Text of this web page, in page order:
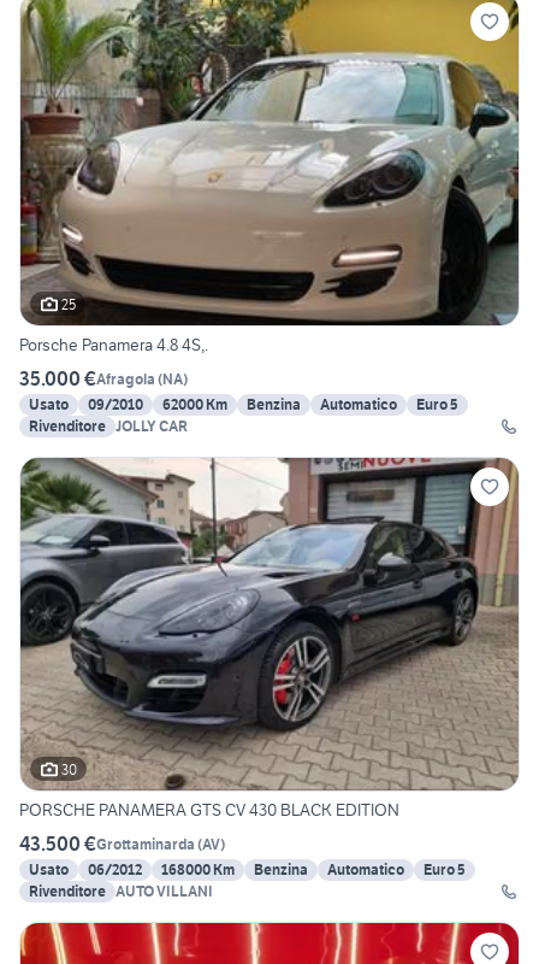
25
Porsche Panamera 4.8 4S,.
35.000 €Afragola (NA)
Usato
09/2010 62000 Km Benzina Automatico
Euro 5
Rivenditore JOLLY CAR
30
PORSCHE PANAMERA GTS CV 430 BLACK EDITION
43.500 €Grottaminarda (AV)
Usato
06/2012 168000 Km Benzina Automatico
Euro 5
Rivenditore AUTO VILLANI